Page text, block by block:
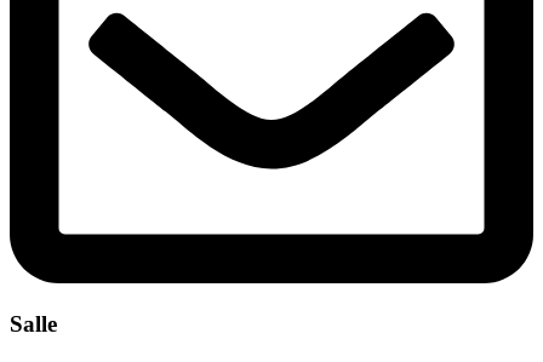
Salle